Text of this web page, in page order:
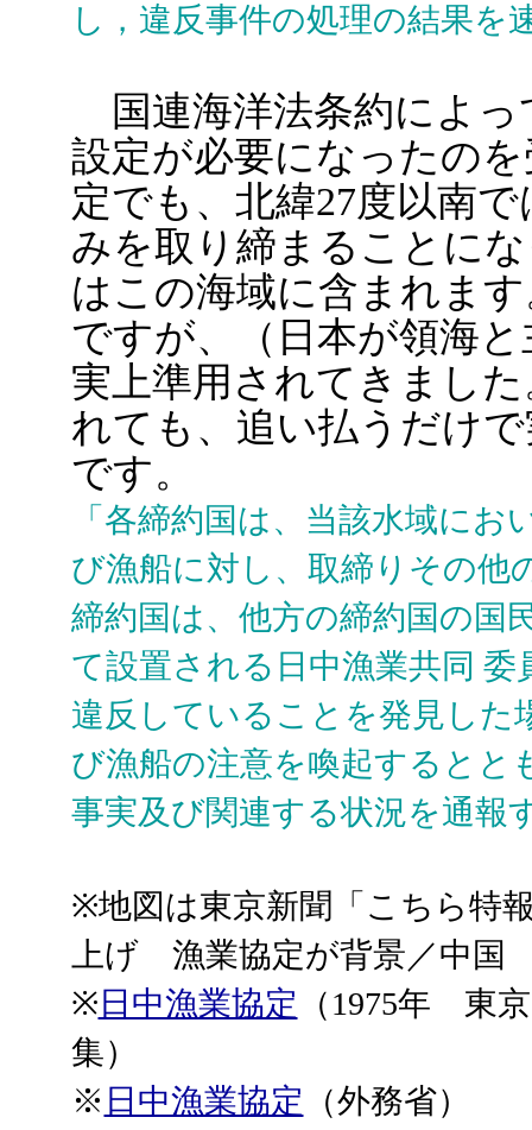
し，違反事件の処理の結果を
国連海洋法条約によっ
設定が必要になったの
定でも、北緯27度以南
みを取り締まることに
はこの海域に含まれま
ですが、（日本が領海
実上準用されてきまし
れても、追い払うだけ
です。
「各締約国は、当該水域に
び漁船に対し、取締りその他
締約国は、他方の締約国の国
て設置される日中漁業共同
違反していることを発見した
び漁船の注意を喚起するとと
事実及び関連する状況を通報
※地図は東京新聞「こちら特
上げ 漁業協定が背景／中国
※ 日中漁業協定 （1975年 東
集）
※ 日中漁業協定 （外務省）